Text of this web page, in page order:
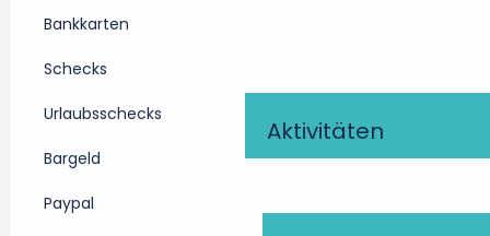
Aktivitäten
Bankkarten
Schecks
Urlaubsschecks
Bargeld
Paypal